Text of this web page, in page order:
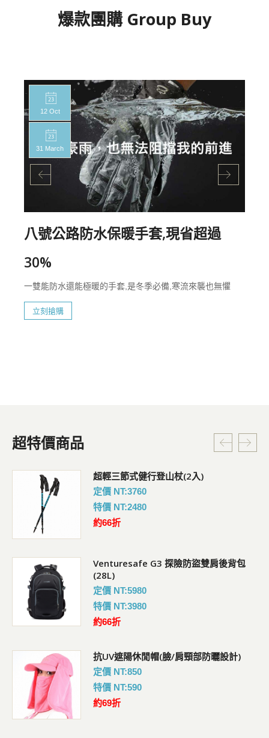
爆款團購 Group Buy
12 Oct
31 March
八號公路防水保暖手套,現省超過
30%
一雙能防水還能極暖的手套,是冬季必備,寒流來襲也無懼
立刻搶購
超特價商品
超輕三節式健行登山杖(2入)
定價 NT:3760
特價 NT:2480
約66折
Venturesafe G3 探險防盜雙肩後背包
(28L)
定價 NT:5980
特價 NT:3980
約66折
抗UV遮陽休閒帽(臉/肩頸部防曬設計)
定價 NT:850
特價 NT:590
約69折